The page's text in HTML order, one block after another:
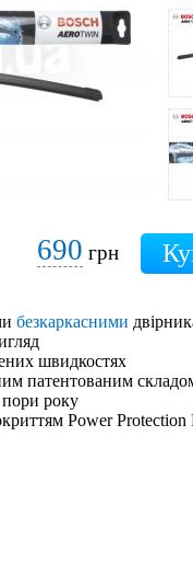
690 грн
безкаркасними
швидкостях
патентованим
пори року
Power